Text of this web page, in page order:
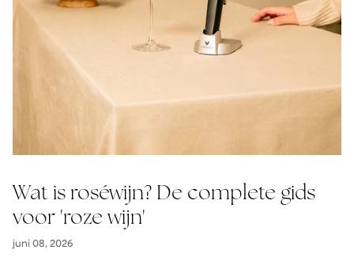
Wat is roséwijn? De complete gids
voor 'roze wijn'
juni 08, 2026